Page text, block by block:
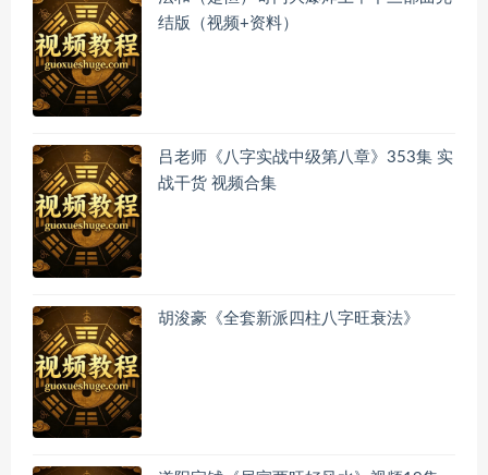
结版（视频+资料）
吕老师《八字实战中级第八章》353集 实
战干货 视频合集
胡浚豪《全套新派四柱八字旺衰法》